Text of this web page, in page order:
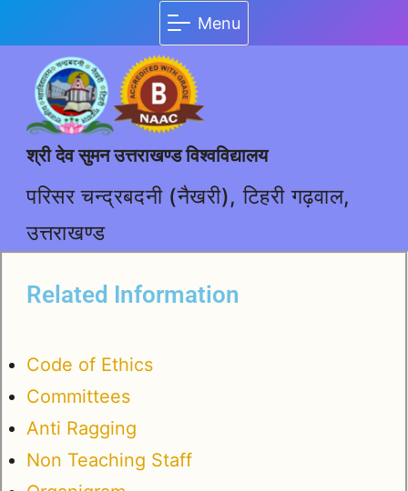
Menu
परिसर चन्द्रबदनी (नैखरी), टिहरी गढ़वाल,
उत्तराखण्ड
श्री देव सुमन उत्तराखण्ड विश्वविद्यालय
Related Information
Code of Ethics
Committees
Anti Ragging
Non Teaching Staff